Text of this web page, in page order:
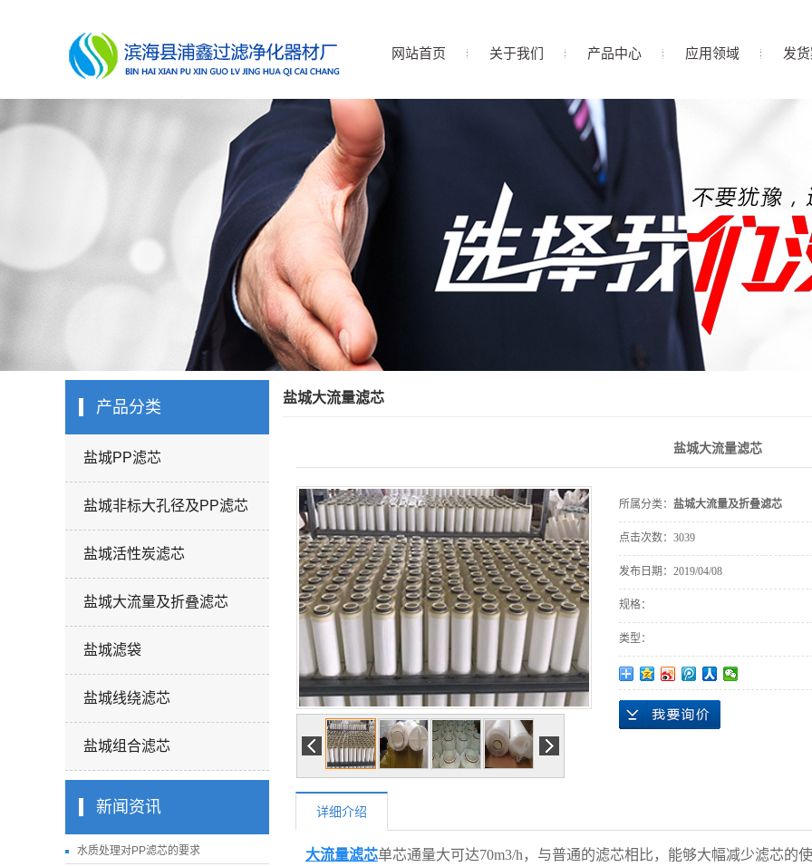
网站首页 关于我们
企业文化
联系我们
产品中心
盐城PP滤芯
盐城非标大孔径及PP滤
盐城活性炭滤芯
盐城大流量及折叠滤芯
盐城滤袋
盐城线绕滤芯
应用领域 发
产品分类
盐城PP滤芯
盐城非标大孔径及PP滤芯
盐城活性炭滤芯
盐城大流量及折叠滤芯
盐城滤袋
盐城线绕滤芯
盐城组合滤芯
新闻资讯
水质处理对PP滤芯的要求
盐城大流量滤芯
盐城大流量滤芯
所属分类： 盐城大流量及折叠滤芯
点击次数： 3039
发布日期： 2019/04/08
规格：
类型：
详细介绍
大流量滤芯单芯通量大可达70m3/h，与普通的滤芯相比，能够大幅减少滤芯的